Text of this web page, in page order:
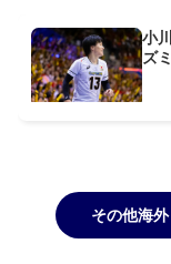
小
ズ
その他海